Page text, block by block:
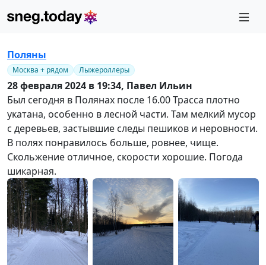
Поляны
Москва + рядом Лыжероллеры
28 февраля 2024 в 19:34, Павел Ильин
Был сегодня в Полянах после 16.00 Трасса плотно
укатана, особенно в лесной части. Там мелкий мусор
с деревьев, застывшие следы пешиков и неровности.
В полях понравилось больше, ровнее, чище.
Скольжение отличное, скорости хорошие. Погода
шикарная.